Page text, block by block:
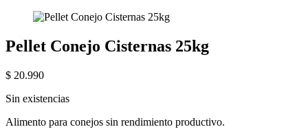
Pellet Conejo Cisternas 25kg
$ 20.990
Sin existencias
Alimento para conejos sin rendimiento productivo.